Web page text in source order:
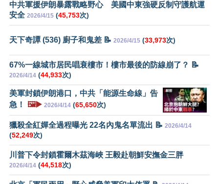
中共軍援伊朗暴露戰略野心 美國中東強硬反制守護航運
安全 2026/4/15 (45,753次)
天下奇譚 (536) 廚子和鬼差 📝 2026/4/15 (33,973次)
67%一線城市居民唱衰樓市！樓市最後的防線崩了？ 📝
2026/4/14 (44,933次)
美軍封鎖伊朗港口，中共「能源生命線」告
急！
🖼️▶️ 2026/4/14 (65,650次)
獵殺全紅嬋全過程曝光 22名內鬼名單流出 📝 2026/4/14
(52,249次)
川普下令封鎖霍爾木茲海峽 王毅赴朝鮮安撫金三胖
2026/4/14 (44,518次)